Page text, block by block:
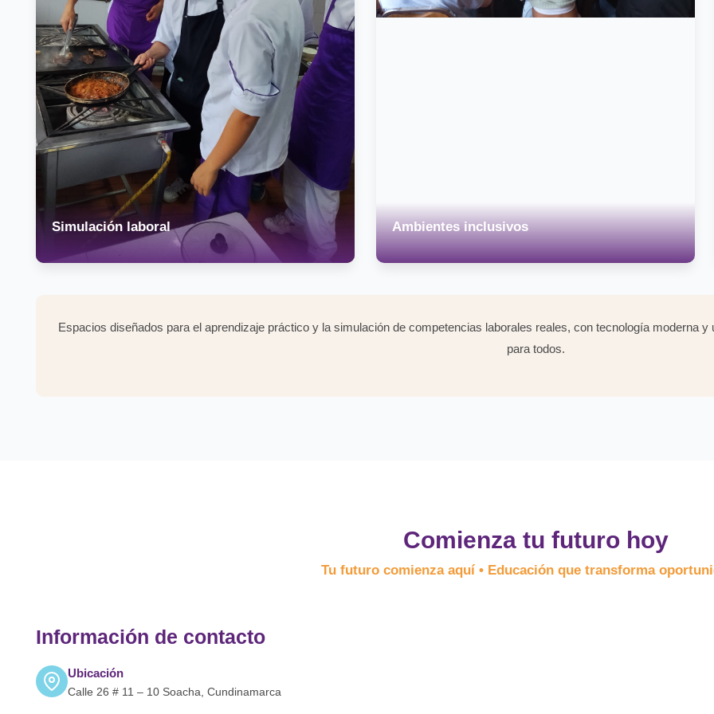
Simulación laboral Ambientes inclusivos
Espacios diseñados para el aprendizaje práctico y la simulación de competencias laborales reales, con tecnología moderna
para todos.
Comienza tu futuro hoy
Tu futuro comienza aquí • Educación que transforma
Información de contacto
Ubicación
Calle 26 # 11 – 10 Soacha, Cundinamarca